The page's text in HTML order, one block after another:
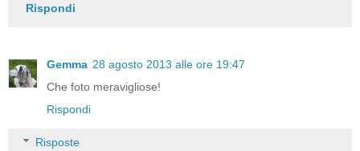
Rispondi
Gemma 28 agosto 2013 alle ore 19:47
Che foto meravigliose!
Rispondi
Risposte